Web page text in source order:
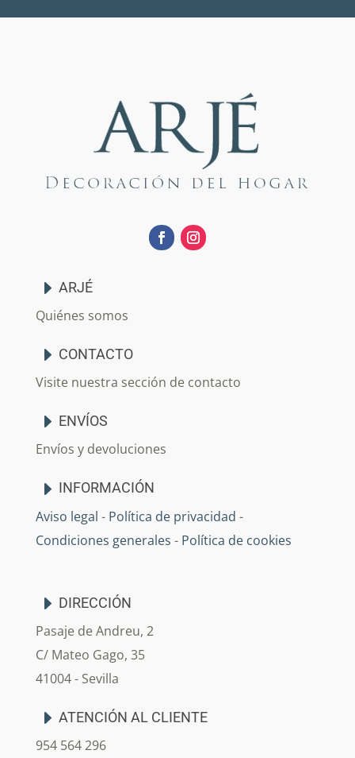
ARJÉ
Quiénes somos
CONTACTO
Visite nuestra sección de contacto
ENVÍOS
Envíos y devoluciones
INFORMACIÓN
Aviso legal - Política de privacidad -
Condiciones generales - Política de cookies
DIRECCIÓN
Pasaje de Andreu, 2
C/ Mateo Gago, 35
41004 - Sevilla
ATENCIÓN AL CLIENTE
954 564 296